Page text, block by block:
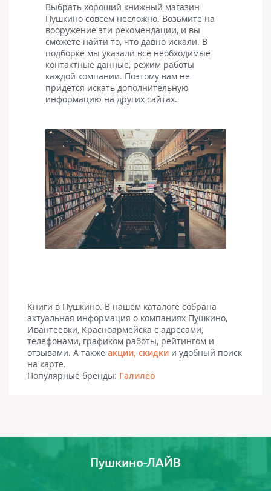
Выбрать хороший книжный магазин
Пушкино совсем несложно. Возьмите на
вооружение эти рекомендации, и вы
сможете найти то, что давно искали. В
подборке мы указали все необходимые
контактные данные, режим работы
каждой компании. Поэтому вам не
придется искать дополнительную
информацию на других сайтах.
Книги в Пушкино. В нашем каталоге собрана
актуальная информация о компаниях Пушкино,
Ивантеевки, Красноармейска с адресами,
телефонами, графиком работы, рейтингом и
отзывами. А также акции, скидки и удобный поиск
на карте.
Популярные бренды: Галилео
Пушкино-ЛАЙВ